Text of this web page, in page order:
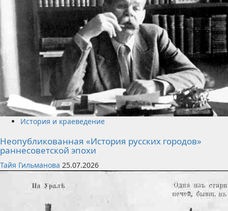
История и краеведение
Неопубликованная «История русских городов»
раннесоветской эпохи
Тайя Гильманова 25.07.2026